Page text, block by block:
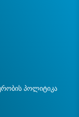
პოლიტიკა